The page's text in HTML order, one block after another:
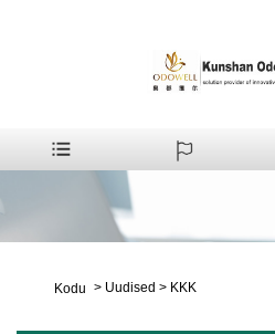
Kodu > Uudised > KKK